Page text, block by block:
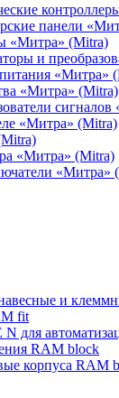
панели
«Митра» (Mitra)
и
«Митра»
«Митра» (Mitra)
«Митра» (Mitra)
«Митра» (Mitra)
«Митра»
и
fit
для
RAM block
корпуса RAM